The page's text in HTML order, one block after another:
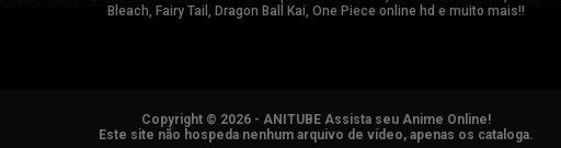
Bleach, Fairy Tail, Dragon Ball Kai, One Piece online hd e muito mais!!
Copyright © 2026 - ANITUBE Assista seu Anime Online!
Este site não hospeda nenhum arquivo de vídeo, apenas os cataloga.